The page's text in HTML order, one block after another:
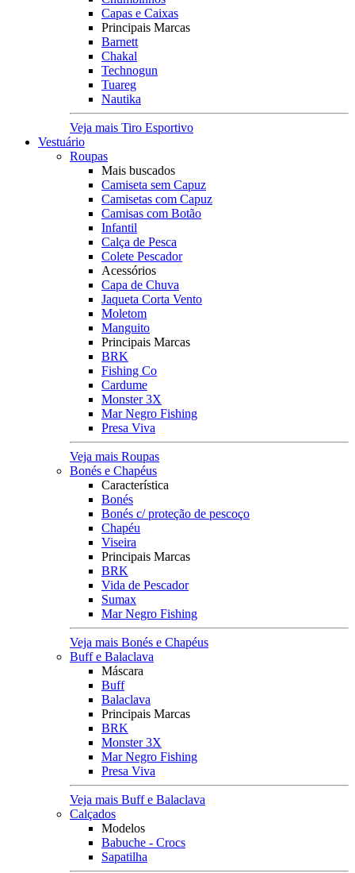
Capas e Caixas
Principais Marcas
Barnett
Chakal
Technogun
Tuareg
Nautika
Veja mais Tiro Esportivo
Vestuário
Roupas
Mais buscados
Camiseta sem Capuz
Camisetas com Capuz
Camisas com Botão
Infantil
Calça de Pesca
Colete Pescador
Acessórios
Capa de Chuva
Jaqueta Corta Vento
Moletom
Manguito
Principais Marcas
BRK
Fishing Co
Cardume
Monster 3X
Mar Negro Fishing
Presa Viva
Veja mais Roupas
Bonés e Chapéus
Característica
Bonés
Bonés c/ proteção de pescoço
Chapéu
Viseira
Principais Marcas
BRK
Vida de Pescador
Sumax
Mar Negro Fishing
Veja mais Bonés e Chapéus
Buff e Balaclava
Máscara
Buff
Balaclava
Principais Marcas
BRK
Monster 3X
Mar Negro Fishing
Presa Viva
Veja mais Buff e Balaclava
Calçados
Modelos
Babuche - Crocs
Sapatilha